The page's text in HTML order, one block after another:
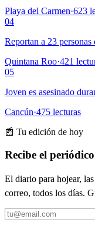
Playa del Carmen·623
04
Reportan a 23
Quintana Roo·421
05
Joven es asesinado
Cancún·475 lecturas
📰 Tu edición de hoy
Recibe el
El diario para hojear,
correo, todos los días.